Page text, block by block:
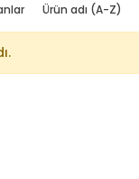
Ürün adı (A-Z)